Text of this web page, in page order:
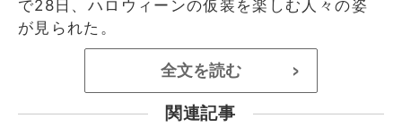
で28日、ハロウィーンの仮装を楽しむ人々の姿
が見られた。
全文を読む >
関連記事